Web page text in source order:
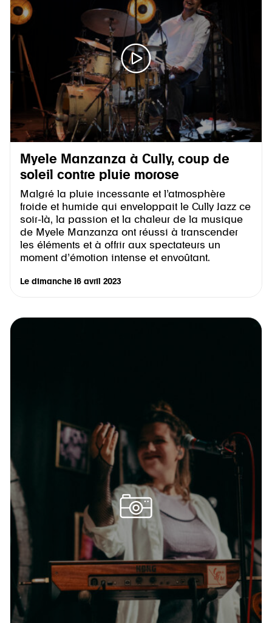
Myele Manzanza à Cully, coup de
soleil contre pluie morose
Malgré la pluie incessante et l’atmosphère
froide et humide qui enveloppait le Cully Jazz ce
soir-là, la passion et la chaleur de la musique
de Myele Manzanza ont réussi à transcender
les éléments et à offrir aux spectateurs un
moment d’émotion intense et envoûtant.
Le dimanche 16 avril 2023